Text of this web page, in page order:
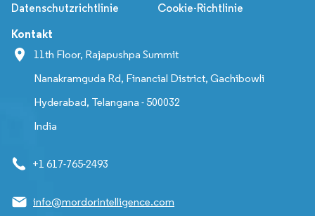
Datenschutzrichtlinie Cookie-Richtlinie
Kontakt
11th Floor, Rajapushpa Summit
Nanakramguda Rd, Financial District, Gachibowli
Hyderabad, Telangana - 500032
India
+1 617-765-2493
info@mordorintelligence.com